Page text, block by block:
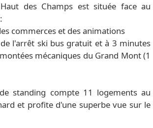
des Champs est située face au
commerces et des animations
l'arrêt ski bus gratuit et à 3 minutes
mécaniques du Grand Mont (1
standing compte 11 logements au
et profite d'une superbe vue sur le